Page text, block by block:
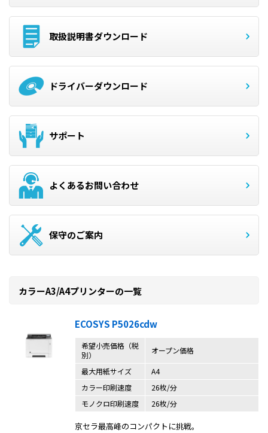
取扱説明書ダウンロード
ドライバーダウンロード
サポート
よくあるお問い合わせ
保守のご案内
カラーA3/A4プリンターの一覧
ECOSYS P5026cdw
希望小売価格（税
別）
オープン価格
最大用紙サイズ
A4
カラー印刷速度
26枚/分
モノクロ印刷速度
26枚/分
京セラ最高峰のコンパクトに挑戦。